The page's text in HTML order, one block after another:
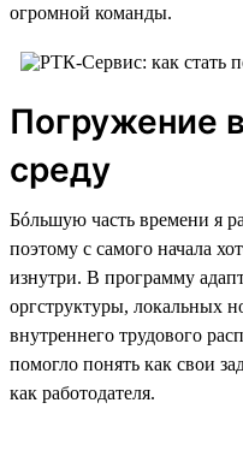
огромной команды.
Погружение
среду
Бóльшую часть времени я
поэтому с самого начала
изнутри. В программу
оргструктуры, локальных
внутреннего трудового
помогло понять как свои
как работодателя.